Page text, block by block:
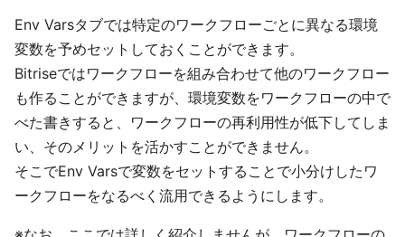
Env Varsタブでは特定のワークフローごとに異なる環境
変数を予めセットしておくことができます。
Bitriseではワークフローを組み合わせて他のワークフロー
も作ることができますが、環境変数をワークフローの中で
べた書きすると、ワークフローの再利用性が低下してしま
い、そのメリットを活かすことができません。
そこでEnv Varsで変数をセットすることで小分けしたワ
ークフローをなるべく流用できるようにします。